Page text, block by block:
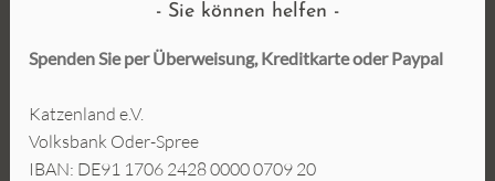
Sie können helfen
Spenden Sie per Überweisung, Kreditkarte oderPaypal
Katzenland e.V.
Volksbank Oder-Spree
IBAN: DE91 1706 2428 0000 0709 20